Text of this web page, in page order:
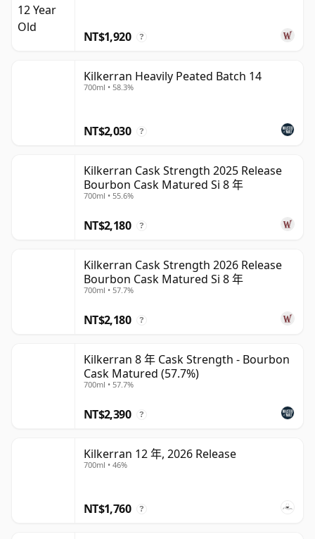
一，因為它既有復興之感，又深深紮根於傳統。它展現了一
座小型傳統蒸餾廠的獨特個性，而不僅僅依賴懷舊情懷：風
格鮮明、充滿海岸韻味，並日益受到重視內涵勝於光鮮外表
NT$1,920 ?
Kilkerran Heavily Peated Batch 14
700ml • 58.3%
NT$2,030 ?
Kilkerran Cask Strength 2025 Release
Bourbon Cask Matured Si 8 年
700ml • 55.6%
NT$2,180 ?
Kilkerran Cask Strength 2026 Release
Bourbon Cask Matured Si 8 年
700ml • 57.7%
NT$2,180 ?
Kilkerran 8 年 Cask Strength - Bourbon
Cask Matured (57.7%)
700ml • 57.7%
NT$2,390 ?
Kilkerran 12 年, 2026 Release
700ml • 46%
NT$1,760 ?